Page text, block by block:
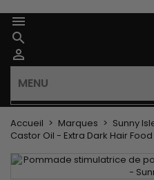



MENU
Accueil Marques Sunny
Castor Oil - Extra Dark Hair